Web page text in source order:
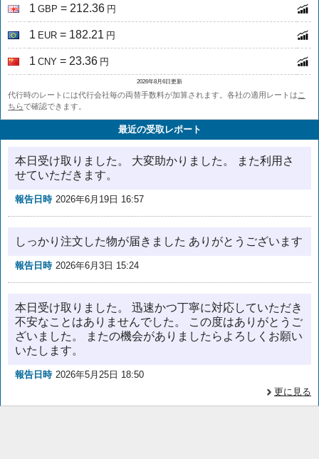
1 GBP = 212.36 円
1 EUR = 182.21 円
1 CNY = 23.36 円
2026年8月6日更新
代行時のレートには代行会社毎の両替手数料が加算されます。各社の適用レートは こ
ちらで確認できます。
最近の受取レポート
本日受け取りました。 大変助かりました。 また利用さ
せていただきます。
報告日時 2026年6月19日 16:57
しっかり注文した物が届きました ありがとうございます
報告日時 2026年6月3日 15:24
本日受け取りました。 迅速かつ丁寧に対応していただき
不安なことはありませんでした。 この度はありがとうご
ざいました。 またの機会がありましたらよろしくお願い
いたします。
報告日時 2026年5月25日 18:50
更に見る